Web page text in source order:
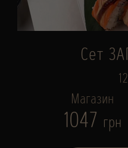
Сет
Магазин
1047 грн